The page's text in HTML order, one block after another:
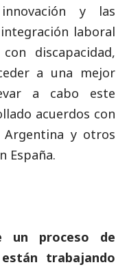
y las
laboral
discapacidad,
a una mejor
a cabo este
acuerdos con
Argentina y otros
España.
un proceso de
trabajando